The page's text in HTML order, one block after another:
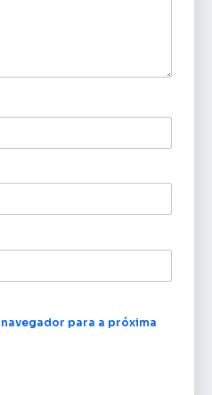
para a próxima